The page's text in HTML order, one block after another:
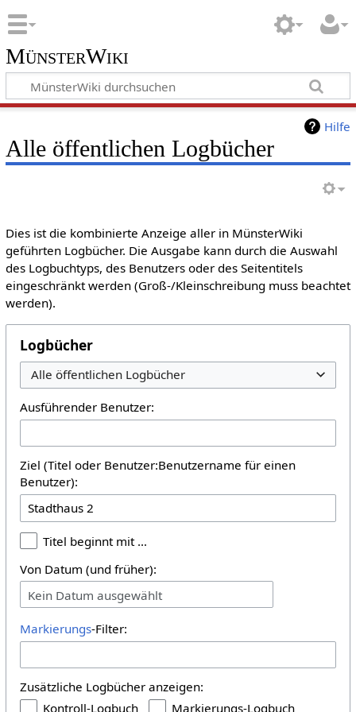
MünsterWiki
Hilfe
Alle öffentlichen Logbücher
Dies ist die kombinierte Anzeige aller in MünsterWiki
geführten Logbücher. Die Ausgabe kann durch die Auswahl
des Logbuchtyps, des Benutzers oder des Seitentitels
eingeschränkt werden (Groß-/Kleinschreibung muss beachtet
werden).
Logbücher
Alle öffentlichen Logbücher
Ausführender Benutzer:
Ziel (Titel oder Benutzer:Benutzername für einen
Benutzer):
Titel beginnt mit …
Von Datum (und früher):
Kein Datum ausgewählt
Markierungs-Filter:
Zusätzliche Logbücher anzeigen:
Kontroll-Logbuch
Markierungs-Logbuch